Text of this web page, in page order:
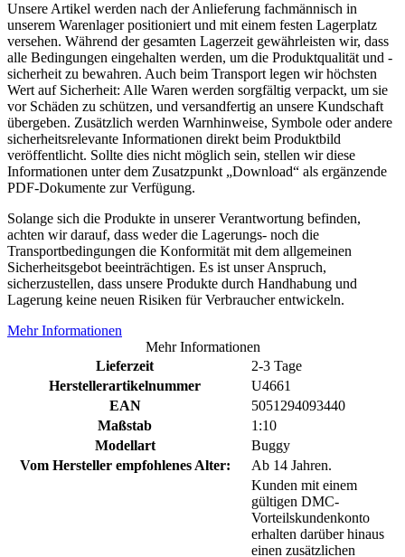
Unsere Artikel werden nach der Anlieferung fachmännisch in
unserem Warenlager positioniert und mit einem festen Lagerplatz
versehen. Während der gesamten Lagerzeit gewährleisten wir, dass
alle Bedingungen eingehalten werden, um die Produktqualität und -
sicherheit zu bewahren. Auch beim Transport legen wir höchsten
Wert auf Sicherheit: Alle Waren werden sorgfältig verpackt, um sie
vor Schäden zu schützen, und versandfertig an unsere Kundschaft
übergeben. Zusätzlich werden Warnhinweise, Symbole oder andere
sicherheitsrelevante Informationen direkt beim Produktbild
veröffentlicht. Sollte dies nicht möglich sein, stellen wir diese
Informationen unter dem Zusatzpunkt „Download“ als ergänzende
PDF-Dokumente zur Verfügung.
Solange sich die Produkte in unserer Verantwortung befinden,
achten wir darauf, dass weder die Lagerungs- noch die
Transportbedingungen die Konformität mit dem allgemeinen
Sicherheitsgebot beeinträchtigen. Es ist unser Anspruch,
sicherzustellen, dass unsere Produkte durch Handhabung und
Lagerung keine neuen Risiken für Verbraucher entwickeln.
Mehr Informationen
Mehr Informationen
Lieferzeit
2-3 Tage
Herstellerartikelnummer
U4661
EAN
5051294093440
Maßstab
1:10
Modellart
Buggy
Vom Hersteller empfohlenes Alter:
Ab 14 Jahren.
Kunden mit einem
gültigen DMC-
Vorteilskundenkonto
erhalten darüber hinaus
einen zusätzlichen